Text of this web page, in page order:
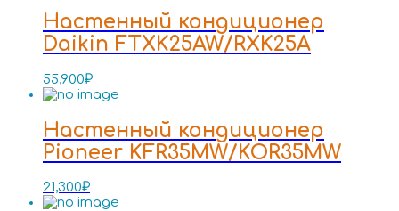
Настенный кондиционер
Daikin FTXK25AW/RXK25A
55,900₽
Настенный кондиционер
Pioneer KFR35MW/KOR35MW
21,300₽